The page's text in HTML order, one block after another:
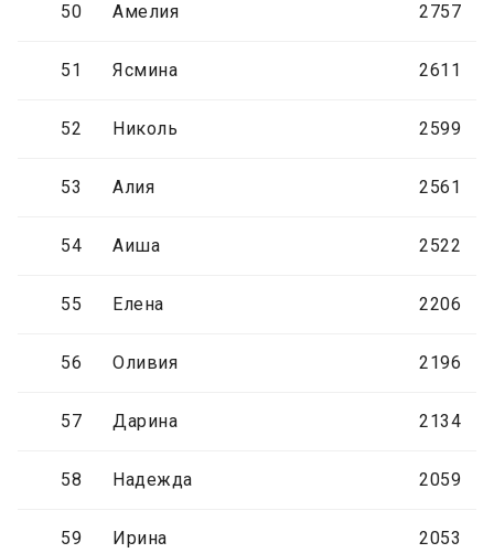
50 Амелия 2757
51 Ясмина 2611
52 Николь 2599
53 Алия 2561
54 Аиша 2522
55 Елена 2206
56 Оливия 2196
57 Дарина 2134
58 Надежда 2059
59 Ирина 2053